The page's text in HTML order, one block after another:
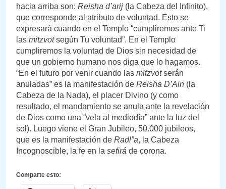
hacia arriba son: Reisha d’arij (la Cabeza del Infinito),
que corresponde al atributo de voluntad. Esto se
expresará cuando en el Templo “cumpliremos ante Ti
las mitzvotsegún Tu voluntad”. En el Templo
cumpliremos la voluntad de Dios sin necesidad de
que un gobierno humano nos diga que lo hagamos.
“En el futuro por venir cuando las mitzvotserán
anuladas” es la manifestación de Reisha D’Ain (la
Cabeza de la Nada), el placer Divino (y como
resultado, el mandamiento se anula ante la revelación
de Dios como una “vela al mediodía” ante la luz del
sol). Luego viene el Gran Jubileo, 50.000 jubileos,
que es la manifestación de Radl”a, la Cabeza
Incognoscible, la fe en la sefirá de corona.
Comparte esto: